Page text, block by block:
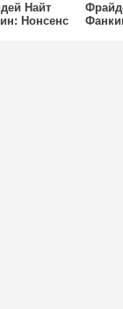
Найт
Нонсенс